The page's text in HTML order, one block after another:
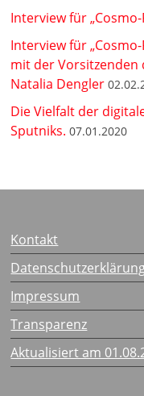
Interview für „Cosmo-
Interview für „Cosmo-
mit der Vorsitzenden
Natalia Dengler
Die Vielfalt der
Sputniks. 07.01.2020
Kontakt
Impressum
Transparenz
Aktualisiert am